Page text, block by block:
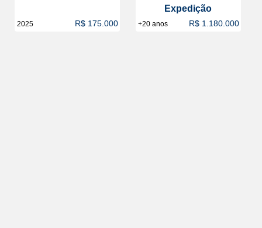
2025 R$ 175.000
Expedição
+20 anos R$ 1.180.000